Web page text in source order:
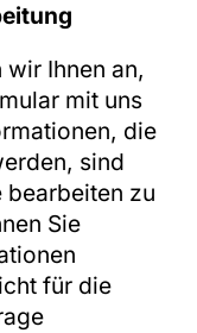
Ihnen an,
mit uns
die
sind
zu
Sie
für die